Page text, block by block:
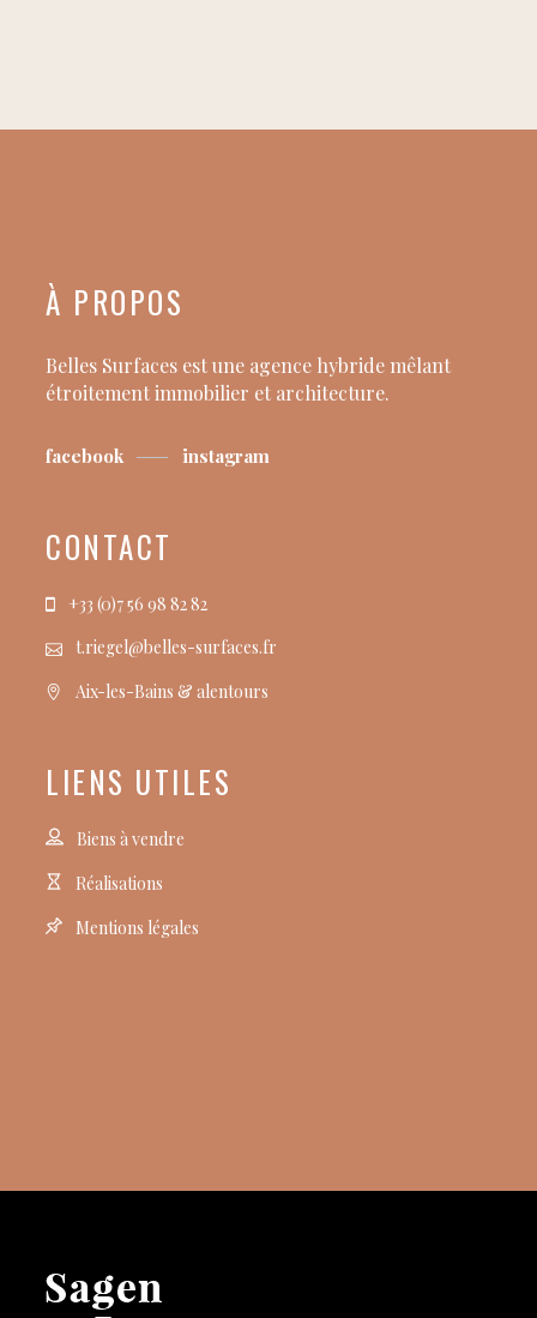
À PROPOS
Belles Surfaces est une agence hybride mêlant
étroitement immobilier et architecture.
facebook instagram
CONTACT
+33 (0)7 56 98 82 82
t.riegel@belles-surfaces.fr
Aix-les-Bains & alentours
LIENS UTILES
Biens à vendre
Réalisations
Mentions légales